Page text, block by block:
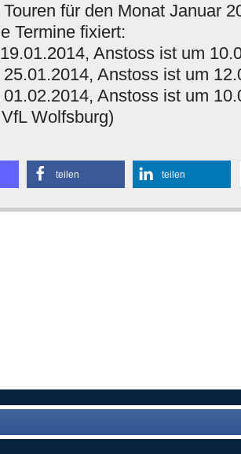
für den Monat Januar
Termine fixiert:
Anstoss ist um
Anstoss ist um
Anstoss ist um
Wolfsburg)
teilen teilen